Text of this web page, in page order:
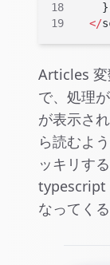
  </
Articles 変
で、処理
が表示さ
ら読むよ
ッキリす
typescript
なってく